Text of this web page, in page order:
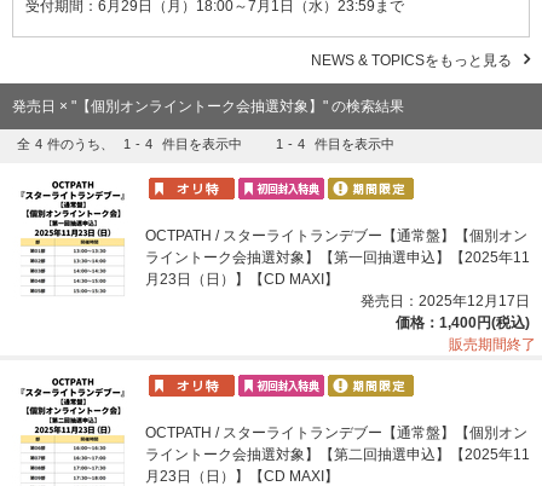
受付期間：6月29日（月）18:00～7月1日（水）23:59まで
NEWS & TOPICSをもっと見る
発売日 × "【個別オンライントーク会抽選対象】" の検索結果
全 4 件のうち、 1 - 4 件目を表示中 1 - 4 件目を表示中
OCTPATH / スターライトランデブー【通常盤】【個別オン
ライントーク会抽選対象】【第一回抽選申込】【2025年11
月23日（日）】【CD MAXI】
発売日：2025年12月17日
価格：1,400円(税込)
販売期間終了
OCTPATH / スターライトランデブー【通常盤】【個別オン
ライントーク会抽選対象】【第二回抽選申込】【2025年11
月23日（日）】【CD MAXI】